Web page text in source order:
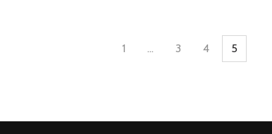
PAGE
1 … PAGE
3 PAGE
4 5